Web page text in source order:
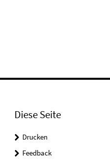
Diese Seite
Drucken
Feedback